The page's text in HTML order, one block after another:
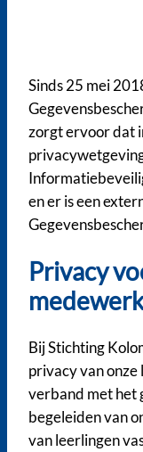
Sinds 25 mei
zorgt ervoor dat
en er is een
Privacy
Bij Stichting
privacy van
verband met het
begeleiden van
van leerlingen